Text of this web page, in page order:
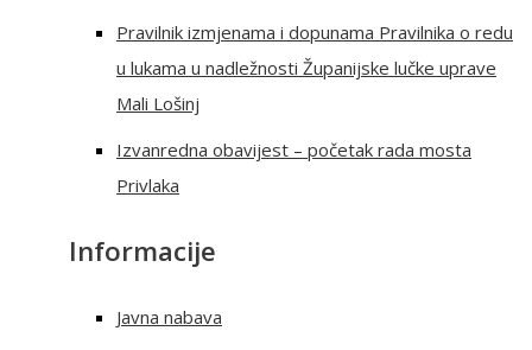
Pravilnik izmjenama i dopunama Pravilnika o redu
u lukama u nadležnosti Županijske lučke uprave
Mali Lošinj
Izvanredna obavijest – početak rada mosta
Privlaka
Informacije
Javna nabava